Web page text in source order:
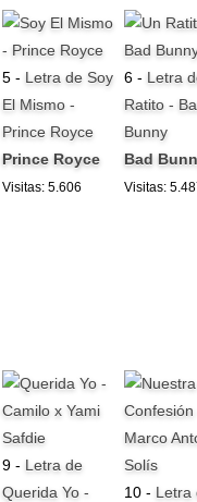
5 - Letra de Soy
El Mismo -
Prince Royce
Prince Royce
Visitas: 5.606
6 - Letra
Ratito -
Bunny
Bad
Visitas:
9 - Letra de
Querida Yo -
10 - Letra